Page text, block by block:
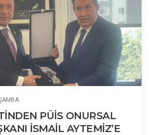
PÜİS ONURSAL
İSMAİL AYTEMİZ’E